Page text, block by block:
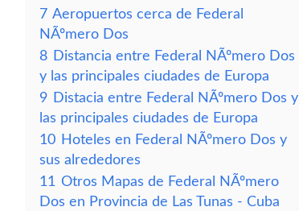
7 Aeropuertos cerca de Federal
NÃºmero Dos
8 Distancia entre Federal NÃºmero Dos
y las principales ciudades de Europa
9 Distacia entre Federal NÃºmero Dos y
las principales ciudades de Europa
10 Hoteles en Federal NÃºmero Dos y
sus alrededores
11 Otros Mapas de Federal NÃºmero
Dos en Provincia de Las Tunas - Cuba